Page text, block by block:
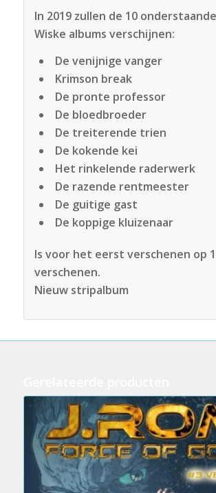
In 2019 zullen de 10
Wiske albums verschijnen:
De venijnige vanger
Krimson break
De pronte professor
De bloedbroeder
De treiterende trien
De kokende kei
Het rinkelende raderwerk
De razende rentmeester
De guitige gast
De koppige kluizenaar
Is voor het eerst verschenen op
verschenen.
Nieuw stripalbum